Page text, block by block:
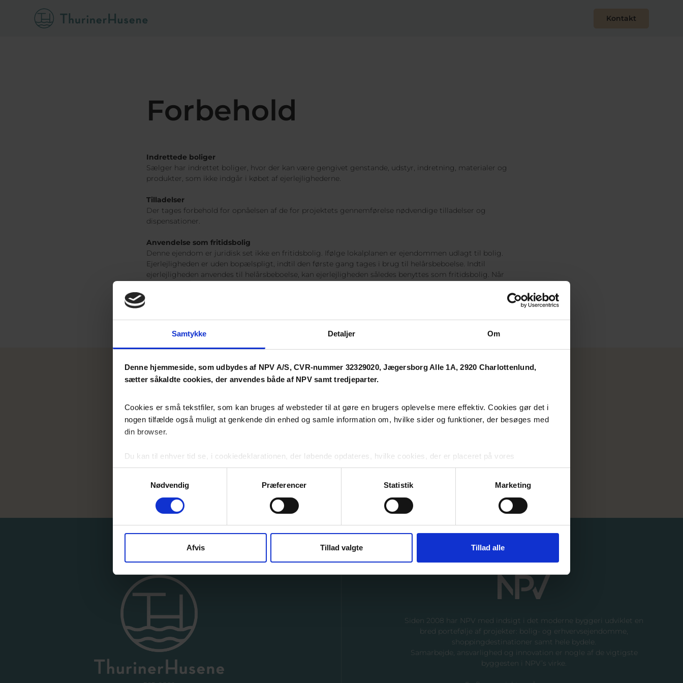
Samtykke Detaljer Om
Denne hjemmeside, som udbydes af NPV A/S, CVR-nummer 32329020, Jægersborg Alle 1A, 2920 Charlottenlund,
sætter såkaldte cookies, der anvendes både af NPV samt tredjeparter.
Cookies er små tekstfiler, som kan bruges af websteder til at gøre en brugers oplevelse mere effektiv. Cookies gør det i
nogen tilfælde også muligt at genkende din enhed og samle information om, hvilke sider og funktioner, der besøges med
din browser.
Du kan til enhver tid se, i cookiedeklarationen, der løbende opdateres, hvilke cookies, der er placeret på vores
hjemmeside.
enhver tid også ændre eller trække dit samtykke tilbage, hvilket sker via funktionen ”Ændring af dit samtykke” eller ”Træk
personoplysninger, dine rettigheder i den forbindelse og hvordan, du kan kontakte os, hvis du har spørgsmål.
Nødvendig
Præferencer Statistik Marketing
Afvis Tillad valgte Tillad alle
Kontakt
Forbehold
Indrettede boliger
Sælger har indrettet boliger, hvor der kan være gengivet genstande, udstyr, indretning, materialer og
produkter, som ikke indgår i købet af ejerlejlighederne.
Tilladelser
Der tages forbehold for opnåelsen af de for projektets gennemførelse nødvendige tilladelser og
dispensationer.
Anvendelse som fritidsbolig
Denne ejendom er juridisk set ikke en fritidsbolig. Ifølge lokalplanen er ejendommen udlagt til bolig.
Ejerlejligheden er uden bopælspligt, indtil den første gang tages i brug til helårsbeboelse. Indtil
ejerlejligheden anvendes til helårsbeboelse, kan ejerlejligheden således benyttes som fritidsbolig. Når
DANBOLIG SVENDBORG
svendborg@danbolig.dk
copenhagen@fantasticfrank.dk
Siden 2008 har NPV med indsigt i det moderne byggeri udviklet en
bred portefølje af projekter: bolig- og erhvervsejendomme,
shoppingdestinationer samt hele bydele.
Samarbejde, ansvarlighed og innovation er nogle af de vigtigste
byggesten i NPV’s virke.